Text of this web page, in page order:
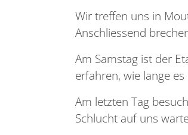
Wir treffen uns in
Anschliessend
Am Samstag ist der
erfahren, wie lange
Am letzten Tag
Schlucht auf uns